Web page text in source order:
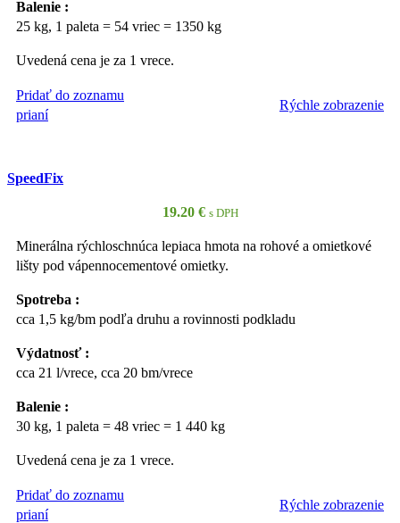
Balenie :
25 kg, 1 paleta = 54 vriec = 1350 kg
Uvedená cena je za 1 vrece.
Pridať do zoznamu
prianí
Rýchle zobrazenie
SpeedFix
19.20 € s DPH
Minerálna rýchloschnúca lepiaca hmota na rohové a omietkové
lišty pod vápennocementové omietky.
Spotreba :
cca 1,5 kg/bm podľa druhu a rovinnosti podkladu
Výdatnosť :
cca 21 l/vrece, cca 20 bm/vrece
Balenie :
30 kg, 1 paleta = 48 vriec = 1 440 kg
Uvedená cena je za 1 vrece.
Pridať do zoznamu
prianí
Rýchle zobrazenie